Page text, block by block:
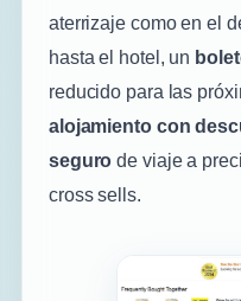
aterrizaje como en el
hasta el hotel, un
reducido para las
alojamiento con
seguro de viaje a
cross sells.